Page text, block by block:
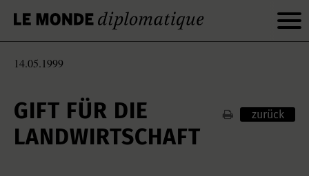
14.05.1999
GIFT FÜR DIE
LANDWIRTSCHAFT
zurück